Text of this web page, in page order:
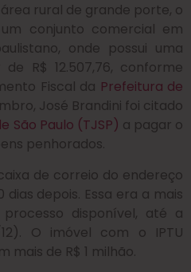
rural de grande porte, o
conjunto comercial em
onde possui uma
R$ 12.507,76, conforme
Fiscal da Prefeitura de
José Brandini foi citado
São Paulo (TJSP) a pagar o
penhorados.
de correio do endereço
depois. Essa era a mais
disponível, até a
O imóvel com o IPTU
mais de R$ 1 milhão.